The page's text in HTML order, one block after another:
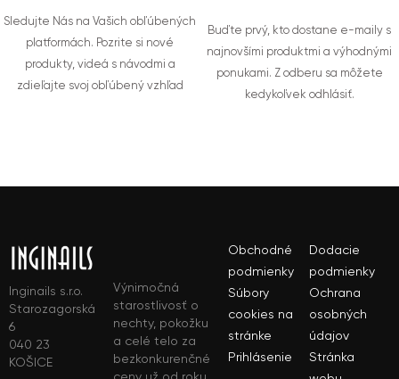
Sledujte Nás na Vašich obľúbených
platformách. Pozrite si nové
produkty, videá s návodmi a
zdieľajte svoj obľúbený vzhľad
Buďte prvý, kto dostane e-maily s
najnovšími produktmi a výhodnými
ponukami. Z odberu sa môžete
kedykoľvek odhlásiť.
Inginails s.r.o.
Starozagorská
6
040 23
KOŠICE
Výnimočná
starostlivosť o
nechty, pokožku
a celé telo za
bezkonkurenčné
Obchodné
podmienky
Dodacie
podmienky
Súbory
cookies na
stránke
Ochrana
osobných
údajov
Prihlásenie
Stránka